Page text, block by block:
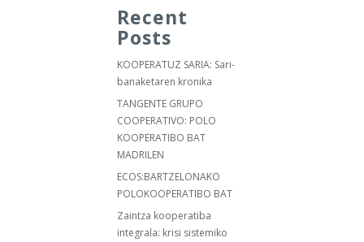
Recent
Posts
KOOPERATUZ SARIA: Sari-
banaketaren kronika
TANGENTE GRUPO
COOPERATIVO: POLO
KOOPERATIBO BAT
MADRILEN
ECOS:BARTZELONAKO
POLOKOOPERATIBO BAT
Zaintza kooperatiba
integrala: krisi sistemiko